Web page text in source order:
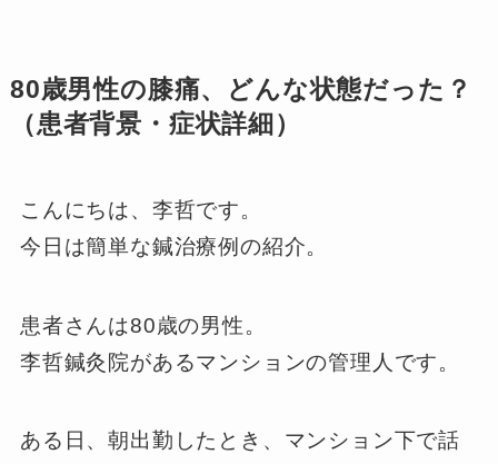
80歳男性の膝痛、どんな状態だった？
（患者背景・症状詳細）
こんにちは、李哲です。
今日は簡単な鍼治療例の紹介。
患者さんは80歳の男性。
李哲鍼灸院があるマンションの管理人です。
ある日、朝出勤したとき、マンション下で話